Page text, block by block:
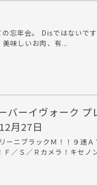
忘年会。 Disではないで
味しいお肉、有...
バーイヴォーク プ
月27日
ーニブラックＭ！！９速Ａ
／Ｓ／Ｒカメラ！キセノ